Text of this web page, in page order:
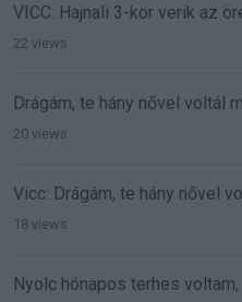
VICC: Hajnali 3-kor verik az
22 views
Drágám, te hány nővel voltál
20 views
Vicc: Drágám, te hány nővel
18 views
Nyolc hónapos terhes